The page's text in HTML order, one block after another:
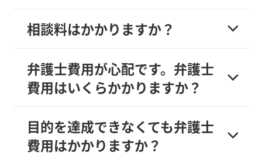
相談料はかかりますか？
弁護士費用が心配です。弁護士
費用はいくらかかりますか？
目的を達成できなくても弁護士
費用はかかりますか？